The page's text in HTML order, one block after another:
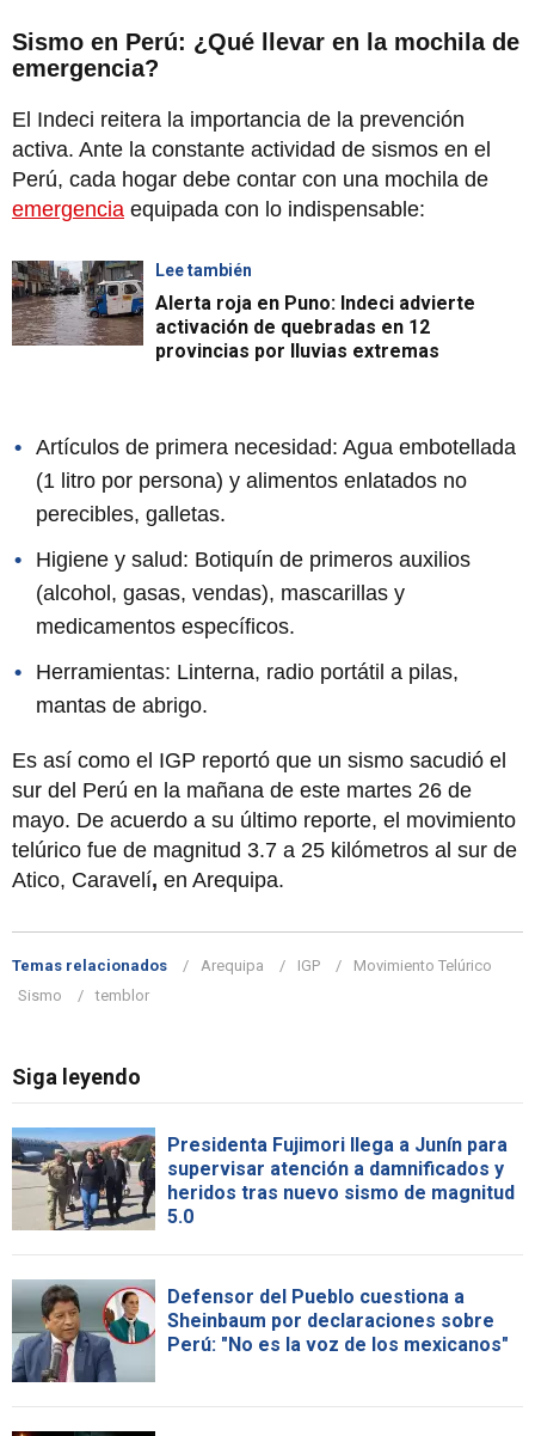
Sismo en Perú: ¿Qué llevar en la mochila de
emergencia?
El Indeci reitera la importancia de la prevención
activa. Ante la constante actividad de sismos en el
Perú, cada hogar debe contar con una mochila de
emergencia equipada con lo indispensable:
Lee también
Alerta roja en Puno: Indeci advierte
activación de quebradas en 12
provincias por lluvias extremas
Artículos de primera necesidad: Agua embotellada
(1 litro por persona) y alimentos enlatados no
perecibles, galletas.
Higiene y salud: Botiquín de primeros auxilios
(alcohol, gasas, vendas), mascarillas y
medicamentos específicos.
Herramientas: Linterna, radio portátil a pilas,
mantas de abrigo.
Es así como el IGP reportó que un sismo sacudió el
sur del Perú en la mañana de este martes 26 de
mayo. De acuerdo a su último reporte, el movimiento
telúrico fue de magnitud 3.7 a 25 kilómetros al sur de
Atico, Caravelí, en Arequipa.
Temas relacionados Arequipa IGP
Movimiento Telúrico
Sismo
temblor
Siga leyendo
Presidenta Fujimori llega a Junín para
supervisar atención a damnificados y
heridos tras nuevo sismo de magnitud
5.0
Defensor del Pueblo cuestiona a
Sheinbaum por declaraciones sobre
Perú: "No es la voz de los mexicanos"